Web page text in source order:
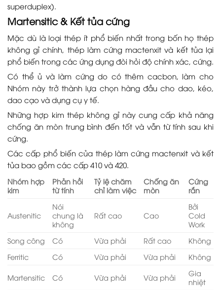
superduplex).
Martensitic & Kết tủa cứng
Mặc dù là loại thép ít phổ biến nhất trong bốn họ thép
không gỉ chính, thép làm cứng mactenxit và kết tủa lại
phổ biến trong các ứng dụng đòi hỏi độ chính xác, cứng.
Có thể ủ và làm cứng do có thêm cacbon, làm cho
Nhóm này trở thành lựa chọn hàng đầu cho dao, kéo,
dao cạo và dụng cụ y tế.
Những hợp kim thép không gỉ này cung cấp khả năng
chống ăn mòn trung bình đến tốt và vẫn từ tính sau khi
cứng.
Các cấp phổ biến của thép làm cứng mactenxit và kết
tủa bao gồm các cấp 410 và 420.
Nhóm hợp
kim
Phản hồi
từ tính
Tỷ lệ chăm
chỉ làm việc
Chống ăn
mòn
Cứng
rắn
Austenitic
Nói
chung là
không
Rất cao Cao
Bởi
Cold
Work
Song công
Có Vừa phải Rất cao
Không
Ferritic
Có Vừa phải Vừa phải Không
Martensitic Có Vừa phải Vừa phải
Gia
nhiệt